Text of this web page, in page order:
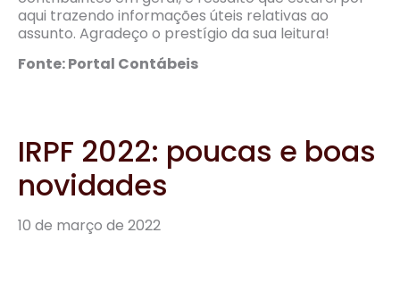
aqui trazendo informações úteis relativas ao
assunto. Agradeço o prestígio da sua leitura!
Fonte: Portal Contábeis
IRPF 2022: poucas e boas
novidades
10 de março de 2022